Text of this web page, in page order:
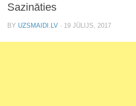
Sazināties
BY UZSMAIDI.LV · 19 JŪLIJS, 2017